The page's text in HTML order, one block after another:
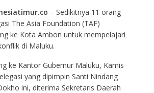
– Sedikitnya 11 orang
The Asia Foundation (TAF)
ke Kota Ambon untuk mempelajari
di Maluku.
ke Kantor Gubernur Maluku, Kamis
yang dipimpin Santi Nindang
ini, diterima Sekretaris Daerah